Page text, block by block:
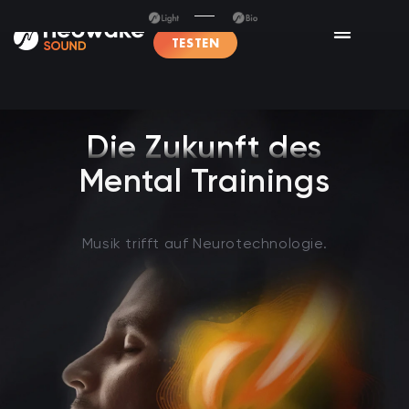
TESTEN
Die Zukunft des
Mental Trainings
Musik trifft auf Neurotechnologie.